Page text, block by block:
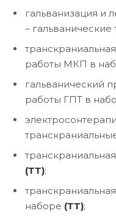
гальванизация и
– гальванические
работы МКП в
гальванический
работы ГПТ в
(ТТ);
наборе (ТТ);